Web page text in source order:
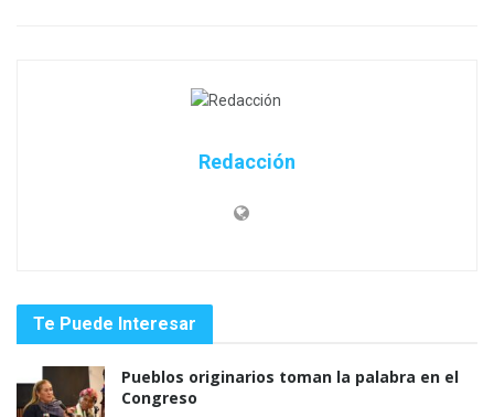
Redacción
Te Puede Interesar
Pueblos originarios toman la palabra en el
Congreso